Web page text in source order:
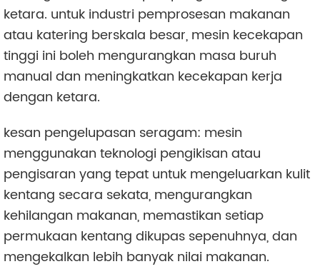
ketara. untuk industri pemprosesan makanan
atau katering berskala besar, mesin kecekapan
tinggi ini boleh mengurangkan masa buruh
manual dan meningkatkan kecekapan kerja
dengan ketara.
kesan pengelupasan seragam: mesin
menggunakan teknologi pengikisan atau
pengisaran yang tepat untuk mengeluarkan kulit
kentang secara sekata, mengurangkan
kehilangan makanan, memastikan setiap
permukaan kentang dikupas sepenuhnya, dan
mengekalkan lebih banyak nilai makanan.